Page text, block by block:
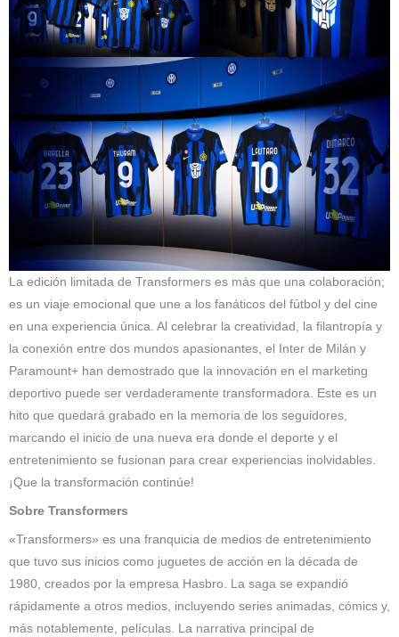
La edición limitada de Transformers es más que una colaboración;
es un viaje emocional que une a los fanáticos del fútbol y del cine
en una experiencia única. Al celebrar la creatividad, la filantropía y
la conexión entre dos mundos apasionantes, el Inter de Milán y
Paramount+ han demostrado que la innovación en el marketing
deportivo puede ser verdaderamente transformadora. Este es un
hito que quedará grabado en la memoria de los seguidores,
marcando el inicio de una nueva era donde el deporte y el
entretenimiento se fusionan para crear experiencias inolvidables.
¡Que la transformación continúe!
Sobre Transformers
«Transformers» es una franquicia de medios de entretenimiento
que tuvo sus inicios como juguetes de acción en la década de
1980, creados por la empresa Hasbro. La saga se expandió
rápidamente a otros medios, incluyendo series animadas, cómics y,
más notablemente, películas. La narrativa principal de